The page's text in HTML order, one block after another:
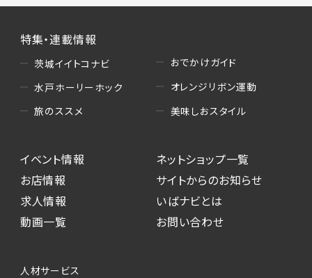
特集・連載情報
茨城イイトコナビ
水戸ホーリーホック
旅のススメ
おでかけガイド
オレンジリボン運動
美味しおスタイル
イベント情報
お店情報
求人情報
動画一覧
ネットショップ一覧
サイトからのお知らせ
いばナビとは
お問い合わせ
人材サービス